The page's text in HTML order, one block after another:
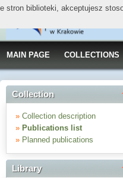
MAIN PAGE COLLECTIONS
Collection
» Collection description
» Publications list
» Planned publications
Library
stron biblioteki, akceptujesz